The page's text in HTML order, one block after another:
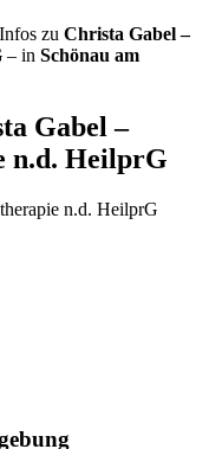
zu Christa Gabel –
– in Schönau am
Gabel –
n.d. HeilprG
n.d. HeilprG